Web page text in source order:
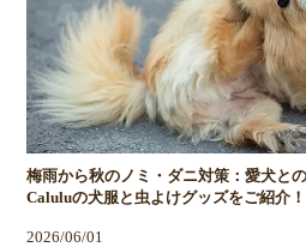
梅雨から秋のノミ・ダニ対策：愛犬と
Caluluの犬服と虫よけグッズをご紹介！
2026/06/01